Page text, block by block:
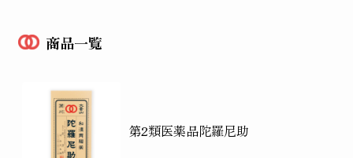
商品一覧
第2類医薬品陀羅尼助